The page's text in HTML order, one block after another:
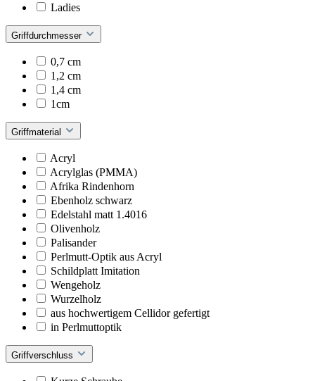
Ladies
Griffdurchmesser
0,7 cm
1,2 cm
1,4 cm
1cm
Griffmaterial
Acryl
Acrylglas (PMMA)
Afrika Rindenhorn
Ebenholz schwarz
Edelstahl matt 1.4016
Olivenholz
Palisander
Perlmutt-Optik aus Acryl
Schildplatt Imitation
Wengeholz
Wurzelholz
aus hochwertigem Cellidor gefertigt
in Perlmuttoptik
Griffverschluss